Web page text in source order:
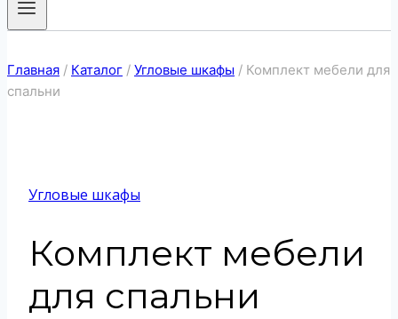
Главная / Каталог / Угловые шкафы / Комплект мебели для
спальни
Угловые шкафы
Комплект мебели
для спальни